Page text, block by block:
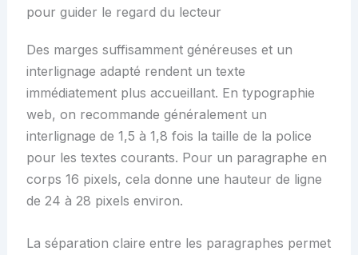
pour guider le regard du lecteur
Des marges suffisamment généreuses et un
interlignage adapté rendent un texte
immédiatement plus accueillant. En typographie
web, on recommande généralement un
interlignage de 1,5 à 1,8 fois la taille de la police
pour les textes courants. Pour un paragraphe en
corps 16 pixels, cela donne une hauteur de ligne
de 24 à 28 pixels environ.
La séparation claire entre les paragraphes permet